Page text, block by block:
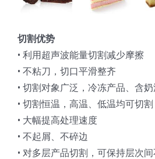
切割优势
• 利用超声波能量切割减少摩擦
• 不粘刀，切口平滑整齐
• 切割对象广泛，冷冻产品、含
• 切割恒温，高温、低温均可切割
• 大幅提高处理速度
• 不起屑、不碎边
• 对多层产品切割，可保持层次